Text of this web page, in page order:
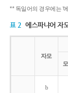
** 독일어의 경우에는 '
표 2 에스파냐어 자
자모
b